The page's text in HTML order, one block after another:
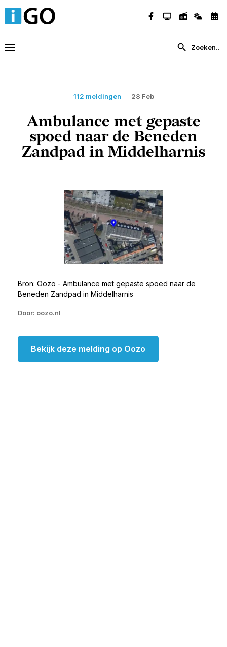
112 meldingen 28 Feb
Ambulance met gepaste
spoed naar de Beneden
Zandpad in Middelharnis
Bron: Oozo - Ambulance met gepaste spoed naar de
Beneden Zandpad in Middelharnis
Door: oozo.nl
Bekijk deze melding op Oozo